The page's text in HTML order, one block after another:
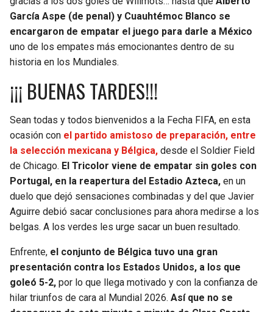
García Aspe (de penal) y Cuauhtémoc Blanco se
encargaron de empatar el juego para darle a México
uno de los empates más emocionantes dentro de su
historia en los Mundiales.
¡¡¡ BUENAS TARDES!!!
Sean todas y todos bienvenidos a la Fecha FIFA, en esta
ocasión con el partido amistoso de preparación, entre
la selección mexicana y Bélgica, desde el Soldier Field
de Chicago. El Tricolor viene de empatar sin goles con
Portugal, en la reapertura del Estadio Azteca, en un
duelo que dejó sensaciones combinadas y del que Javier
Aguirre debió sacar conclusiones para ahora medirse a los
belgas. A los verdes les urge sacar un buen resultado.
Enfrente, el conjunto de Bélgica tuvo una gran
presentación contra los Estados Unidos, a los que
goleó 5-2, por lo que llega motivado y con la confianza de
hilar triunfos de cara al Mundial 2026. Así que no se